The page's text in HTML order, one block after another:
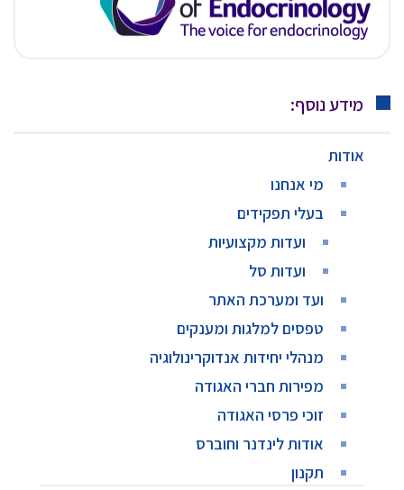
מידע נוסף:
אודות
מי אנחנו
בעלי תפקידים
ועדות מקצועיות
ועדות סל
ועד ומערכת האתר
טפסים למלגות ומענקים
מנהלי יחידות אנדוקרינולוגיה
מפירות חברי האגודה
זוכי פרסי האגודה
אודות לינדנר וחוברס
תקנון